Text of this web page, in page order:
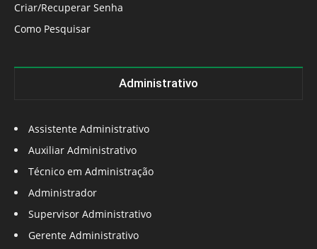
Criar/Recuperar Senha
Como Pesquisar
Administrativo
Assistente Administrativo
Auxiliar Administrativo
Técnico em Administração
Administrador
Supervisor Administrativo
Gerente Administrativo